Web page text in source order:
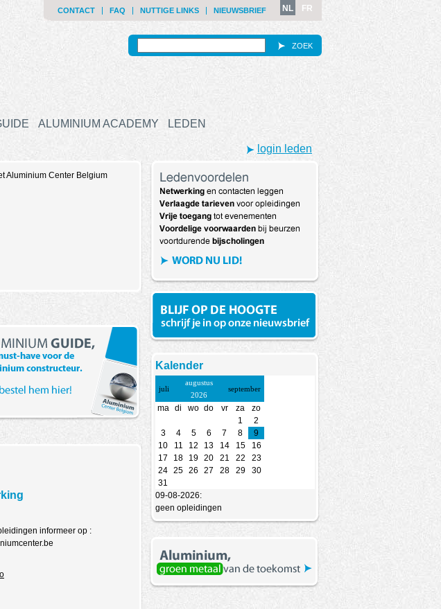
NL FR
CONTACT FAQ NUTTIGE LINKS NIEUWSBRIEF
ALUMINIUM ACADEMY LEDEN
login leden
ZOEK
Aluminium Center Belgium
informeer op :
Kalender
juli
augustus
2026
september
ma di wo do vr za
zo
1
2
3
4 5 6 7 8
9
10
11 12 13 14 15
16
17
18 19 20 21 22
23
24 25 26 27 28 29
30
31
09-08-2026:
geen opleidingen